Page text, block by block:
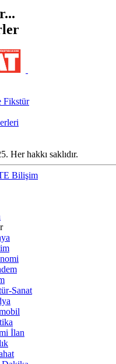
Fikstür
Her hakkı saklıdır.
Bilişim
Sanat
İlan